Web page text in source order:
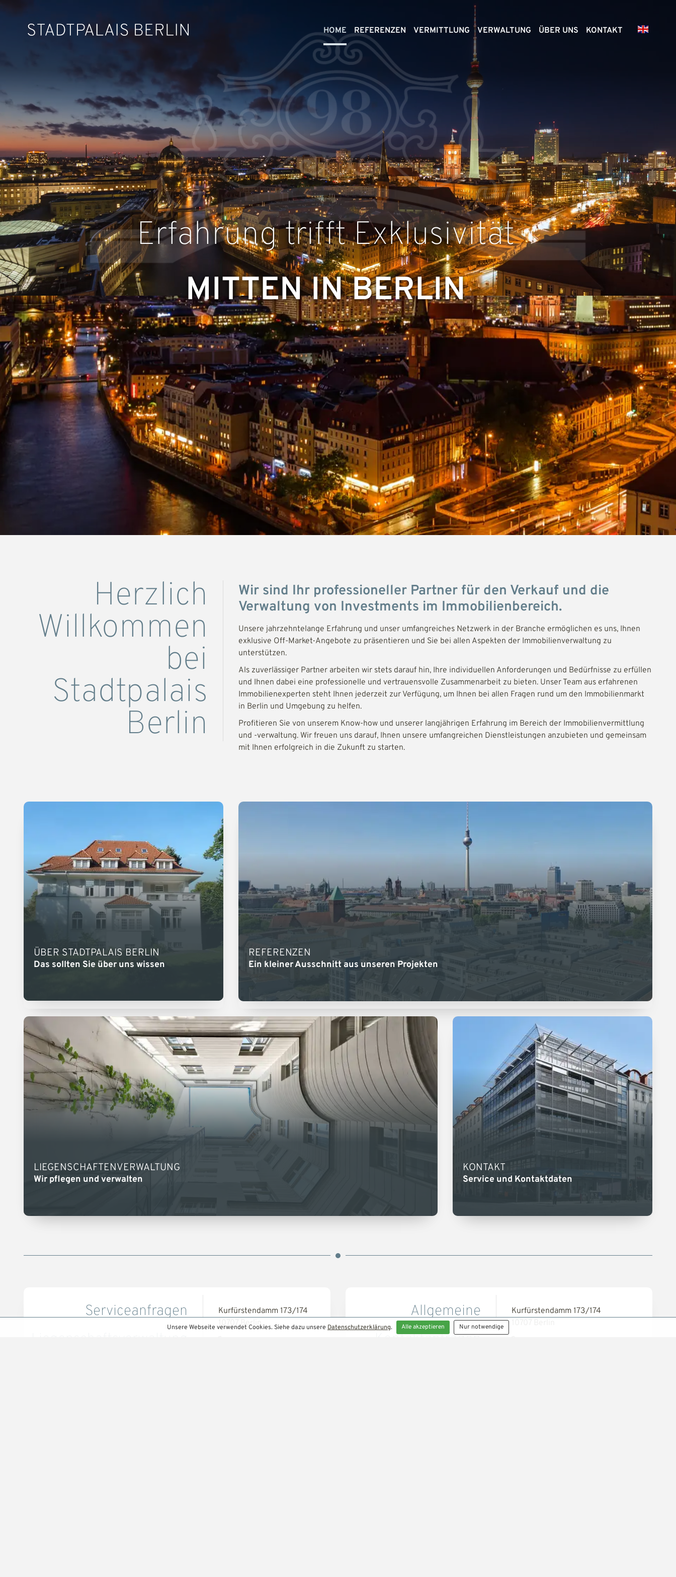
Unsere Webseite verwendet Cookies. Siehe dazu unsere Datenschutzerklärung. Alle akzeptieren Nur notwendige
HOME REFERENZEN VERMITTLUNG VERWALTUNG ÜBER UNS KONTAKT
Erfahrung trifft Exklusivität
MITTEN IN BERLIN
Herzlich
Willkommen
bei
Stadtpalais
Berlin
Wir sind Ihr professioneller Partner für den Verkauf und die
Verwaltung von Investments im Immobilienbereich.
Unsere jahrzehntelange Erfahrung und unser umfangreiches Netzwerk in der Branche ermöglichen es uns, Ihnen
exklusive Off-Market-Angebote zu präsentieren und Sie bei allen Aspekten der Immobilienverwaltung zu
unterstützen.
Als zuverlässiger Partner arbeiten wir stets darauf hin, Ihre individuellen Anforderungen und Bedürfnisse zu erfüllen
und Ihnen dabei eine professionelle und vertrauensvolle Zusammenarbeit zu bieten. Unser Team aus erfahrenen
Immobilienexperten steht Ihnen jederzeit zur Verfügung, um Ihnen bei allen Fragen rund um den Immobilienmarkt
in Berlin und Umgebung zu helfen.
Profitieren Sie von unserem Know-how und unserer langjährigen Erfahrung im Bereich der Immobilienvermittlung
und -verwaltung. Wir freuen uns darauf, Ihnen unsere umfangreichen Dienstleistungen anzubieten und gemeinsam
mit Ihnen erfolgreich in die Zukunft zu starten.
ÜBER STADTPALAIS BERLIN
Das sollten Sie über uns wissen
REFERENZEN
Ein kleiner Ausschnitt aus unseren Projekten
LIEGENSCHAFTENVERWALTUNG
Wir pflegen und verwalten
KONTAKT
Service und Kontaktdaten
Serviceanfragen
Kurfürstendamm 173/174
10707 Berlin
Allgemeine
Kontakt­anfragen
Kurfürstendamm 173/174